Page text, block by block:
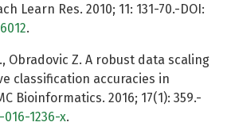
Learn Res. 2010; 11: 131-70.-DOI:
.
Obradovic Z. A robust data scaling
classification accuracies in
Bioinformatics. 2016; 17(1): 359.-
016-1236-x.